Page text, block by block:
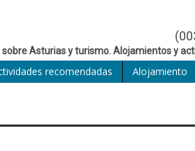
sobre Asturias y turismo. Alojamientos y
recomendadas Alojamiento